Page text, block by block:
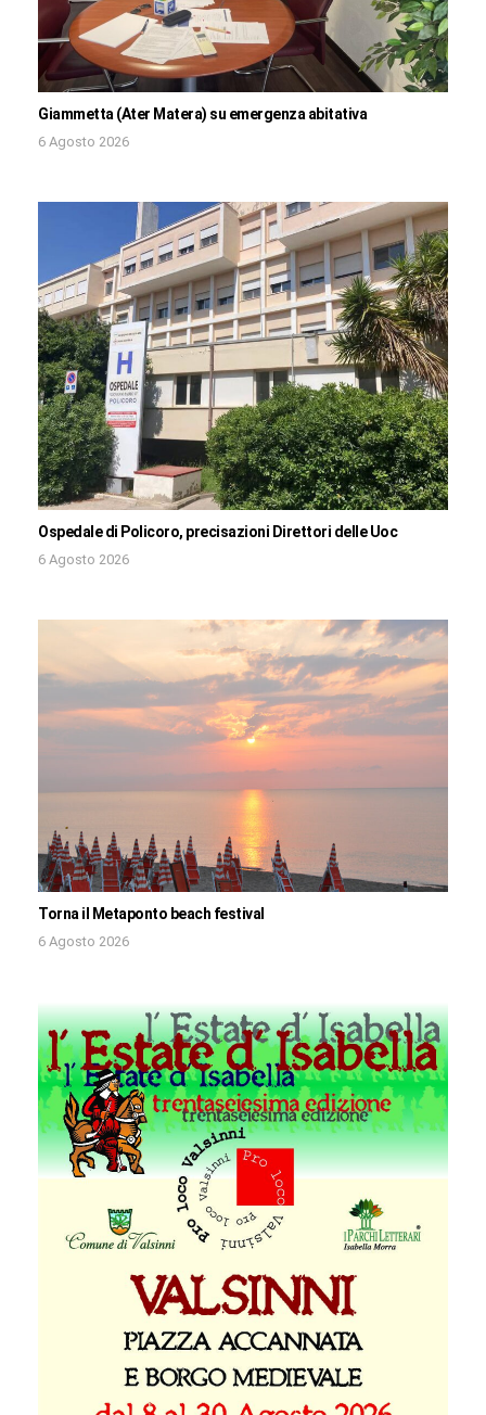
Giammetta (Ater Matera) su emergenza abitativa
6 Agosto 2026
Ospedale di Policoro, precisazioni Direttori delle Uoc
6 Agosto 2026
Torna il Metaponto beach festival
6 Agosto 2026